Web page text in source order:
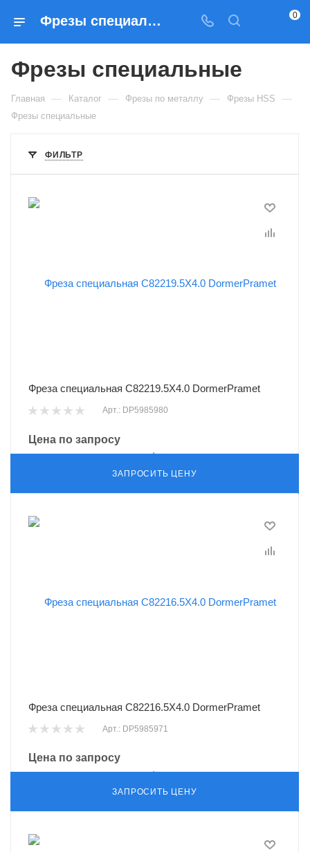
Фрезы специальные HSS — купить в Москве в интернет-магазине Prados 0
Фрезы специальные
Главная — Каталог — Фрезы по металлу — Фрезы HSS —
Фрезы специальные
ФИЛЬТР
Фреза специальная C82219.5X4.0 DormerPramet
Арт.: DP5985980
Цена по запросу
ЗАПРОСИТЬ ЦЕНУ
Фреза специальная C82216.5X4.0 DormerPramet
Арт.: DP5985971
Цена по запросу
ЗАПРОСИТЬ ЦЕНУ